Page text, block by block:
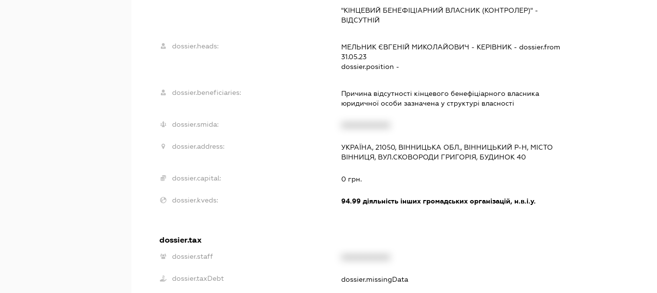
"КІНЦЕВИЙ БЕНЕФІЦІАРНИЙ ВЛАСНИК (КОНТРОЛЕР)" -
ВІДСУТНІЙ
dossier.heads: МЕЛЬНИК ЄВГЕНІЙ МИКОЛАЙОВИЧ - КЕРІВНИК - dossier.from
31.05.23
dossier.position -
dossier.beneficiaries:
Причина відсутності кінцевого бенефіціарного власника
юридичної особи зазначена у структурі власності
dossier.smida:
dossier.address:
УКРАЇНА, 21050, ВІННИЦЬКА ОБЛ., ВІННИЦЬКИЙ Р-Н, МІСТО
ВІННИЦЯ, ВУЛ.СКОВОРОДИ ГРИГОРІЯ, БУДИНОК 40
dossier.capital: 0 грн.
dossier.kveds: 94.99діяльність інших громадських організацій, н.в.і.у.
dossier.tax
dossier.staff
dossier.taxDebt dossier.missingData